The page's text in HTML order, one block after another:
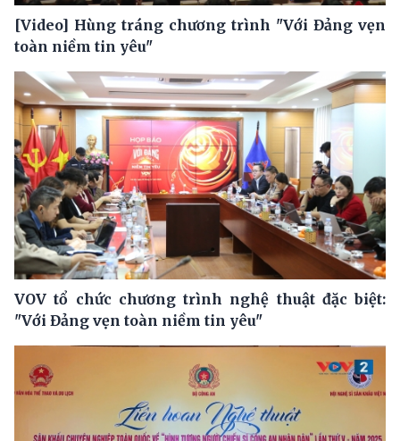
[Video] Hùng tráng chương trình "Với Đảng vẹn
toàn niềm tin yêu"
VOV tổ chức chương trình nghệ thuật đặc biệt:
"Với Đảng vẹn toàn niềm tin yêu"